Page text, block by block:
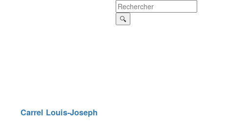
Carrel Louis-Joseph